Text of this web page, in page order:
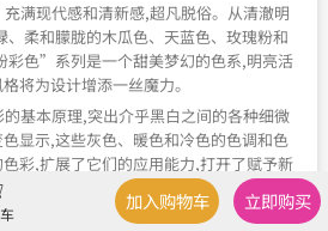
满现代感和清新感,超凡脱俗。从清澈明
、柔和朦胧的木瓜色、天蓝色、玫瑰粉和
色”系列是一个甜美梦幻的色系,明亮活
将为设计增添一丝魔力。
基本原理,突出介乎黑白之间的各种细微
显示,这些灰色、暖色和冷色的色调和色
彩,扩展了它们的应用能力,打开了赋予新
。
加入购物车 立即购买